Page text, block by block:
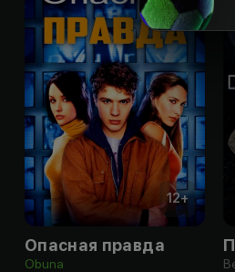
12+
Опасная правда
Obuna